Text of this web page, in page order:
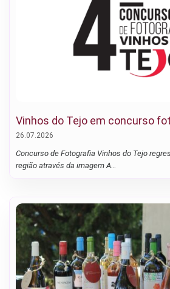
Vinhos do Tejo em concurso
26.07.2026
Concurso de Fotografia Vinhos do Tejo
região através da imagem A…